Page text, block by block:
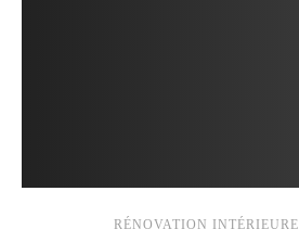
RÉNOVATION INTÉRIEURE